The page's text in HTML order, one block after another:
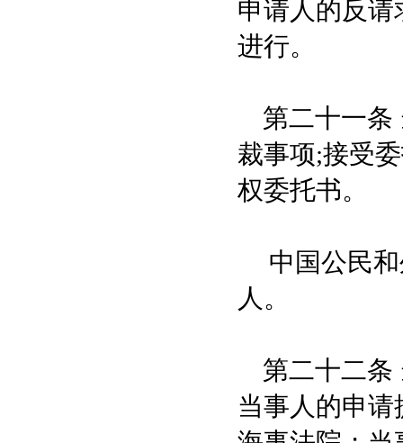
申请人的反
进行。
第二十一条
裁事项;接受
权委托书。
中国公民和
人。
第二十二条
当事人的申